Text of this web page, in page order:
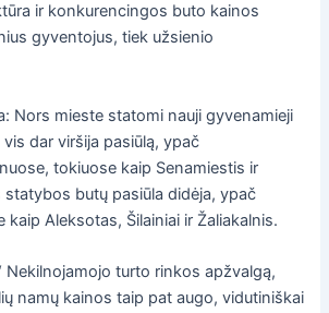
ir konkurencingos buto kainos
gyventojus, tiek užsienio
Nors mieste statomi nauji gyvenamieji
dar viršija pasiūlą, ypač
tokiuose kaip Senamiestis ir
statybos butų pasiūla didėja, ypač
kaip Aleksotas, Šilainiai ir Žaliakalnis.
Nekilnojamojo turto rinkos apžvalgą,
namų kainos taip pat augo, vidutiniškai